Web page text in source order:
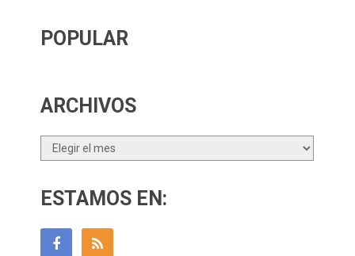
POPULAR
ARCHIVOS
Archivos
ESTAMOS EN: